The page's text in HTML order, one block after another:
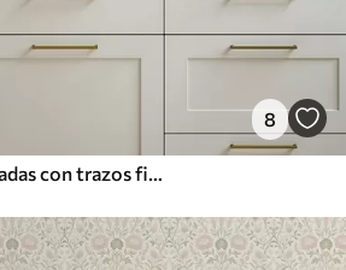
8
Delicadas flores dibujadas con trazos finos sobre un fondo blanco roto